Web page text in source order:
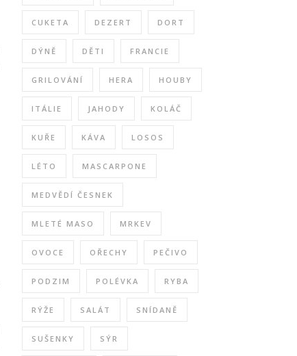
CUKETA DEZERT DORT
DÝNĚ DĚTI FRANCIE
GRILOVÁNÍ HERA HOUBY
ITÁLIE JAHODY KOLÁČ
KUŘE KÁVA LOSOS
LÉTO MASCARPONE
MEDVĚDÍ ČESNEK
MLETÉ MASO MRKEV
OVOCE OŘECHY PEČIVO
PODZIM POLÉVKA RYBA
RÝŽE SALÁT SNÍDANĚ
SUŠENKY SÝR